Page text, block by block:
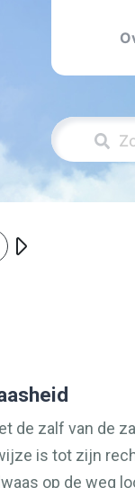
de zalf van de
is tot zijn
op de weg